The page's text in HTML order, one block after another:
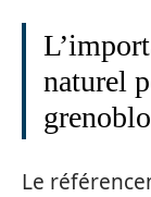
naturel
Le